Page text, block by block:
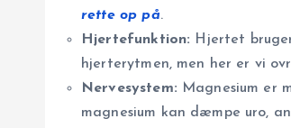
rette op på.
Hjertefunktion: Hjertet
hjerterytmen, men her er vi
Nervesystem: Magnesium er
magnesium kan dæmpe uro,